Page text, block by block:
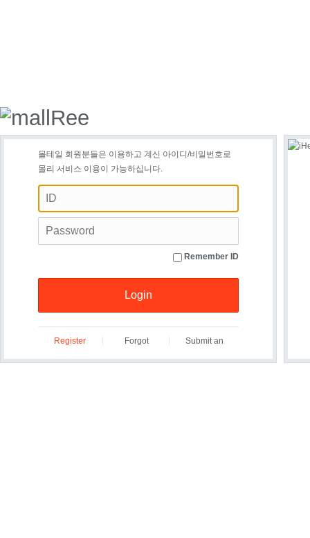
몰테일 회원분들은 이용하고 계신 아이디/비밀번호로
몰리 서비스 이용이 가능하십니다.
Remember ID
Login
Register
Forgot
Submit an